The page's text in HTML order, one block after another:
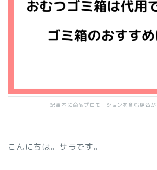
記事内に商品プロモーションを含む場合
こんにちは。サラです。